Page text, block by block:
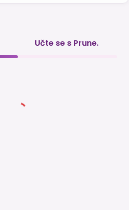
Učte se s Prune.